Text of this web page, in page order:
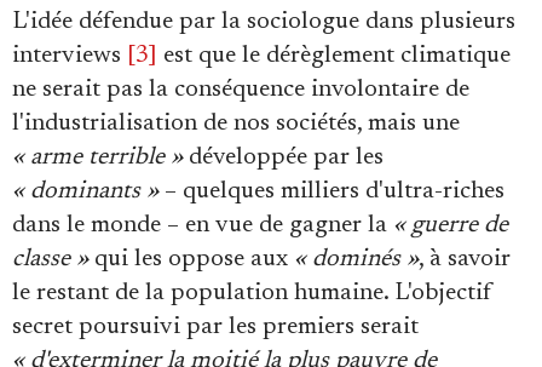
L'idée défendue par la sociologue dans plusieurs
interviews
[3]
est que le dérèglement climatique
ne serait pas la conséquence involontaire de
l'industrialisation de nos sociétés, mais une
« arme terrible »développée par les
« dominants »– quelques milliers d'ultra-riches
dans le monde – en vue de gagner la « guerre de
classe »qui les oppose aux « dominés », à savoir
le restant de la population humaine. L'objectif
secret poursuivi par les premiers serait
« d'exterminer la moitié la plus pauvre de